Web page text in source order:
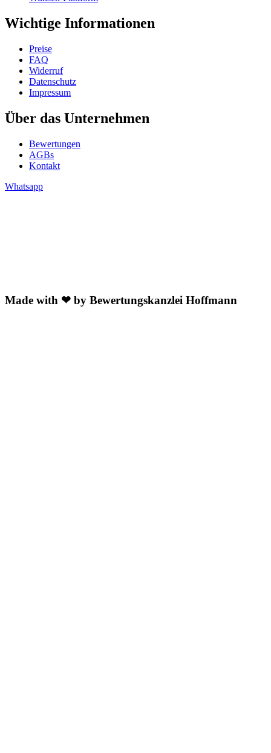
Wichtige Informationen
Preise
FAQ
Widerruf
Datenschutz
Impressum
Über das Unternehmen
Bewertungen
AGBs
Kontakt
Whatsapp
Made with ❤ by Bewertungskanzlei Hoffmann